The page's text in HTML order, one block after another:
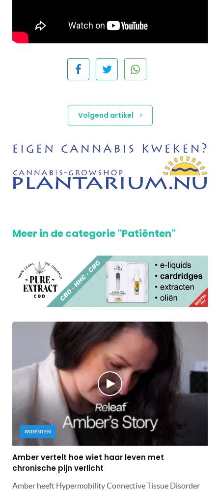
Volgend artikel
Meer in de categorie "Patiënten"
PATIËNTEN
Amber vertelt hoe wiet haar leven met
chronische pijn verlicht
Amber heeft Hypermobility Connective Tissue Disorder